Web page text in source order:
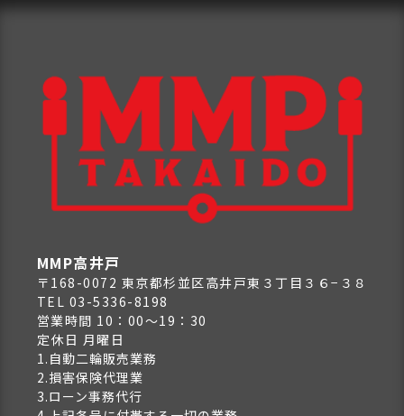
MMP高井戸
〒168-0072 東京都杉並区高井戸東３丁目３６−３８
TEL 03-5336-8198
営業時間 10：00～19：30
定休日 月曜日
1.自動二輪販売業務
2.損害保険代理業
3.ローン事務代行